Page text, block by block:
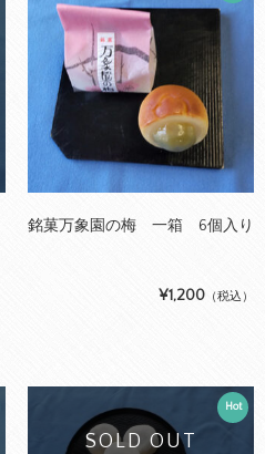
銘菓万象園の梅 一箱 6個入り
¥1,200 （税込）
SOLD OUT
Hot